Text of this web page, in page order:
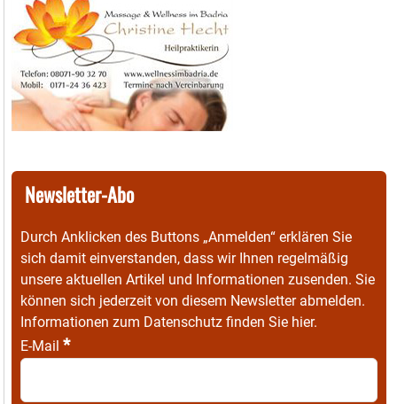
Newsletter-Abo
Durch Anklicken des Buttons „Anmelden“ erklären Sie
sich damit einverstanden, dass wir Ihnen regelmäßig
unsere aktuellen Artikel und Informationen zusenden. Sie
können sich jederzeit von diesem Newsletter abmelden.
Informationen zum Datenschutz finden Sie hier.
E-Mail *